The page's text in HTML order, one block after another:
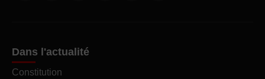
Dans l'actualité
Constitution